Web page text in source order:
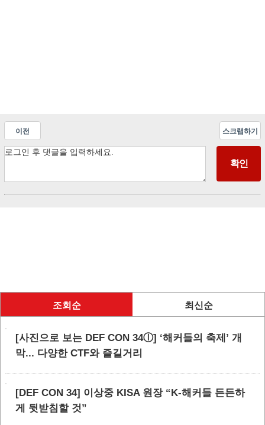
이전 스크랩하기
조회순 최신순
[사진으로 보는 DEF CON 34ⓛ] ‘해커들의 축제’ 개
막... 다양한 CTF와 즐길거리
[DEF CON 34] 이상중 KISA 원장 “K-해커들 든든하
게 뒷받침할 것”